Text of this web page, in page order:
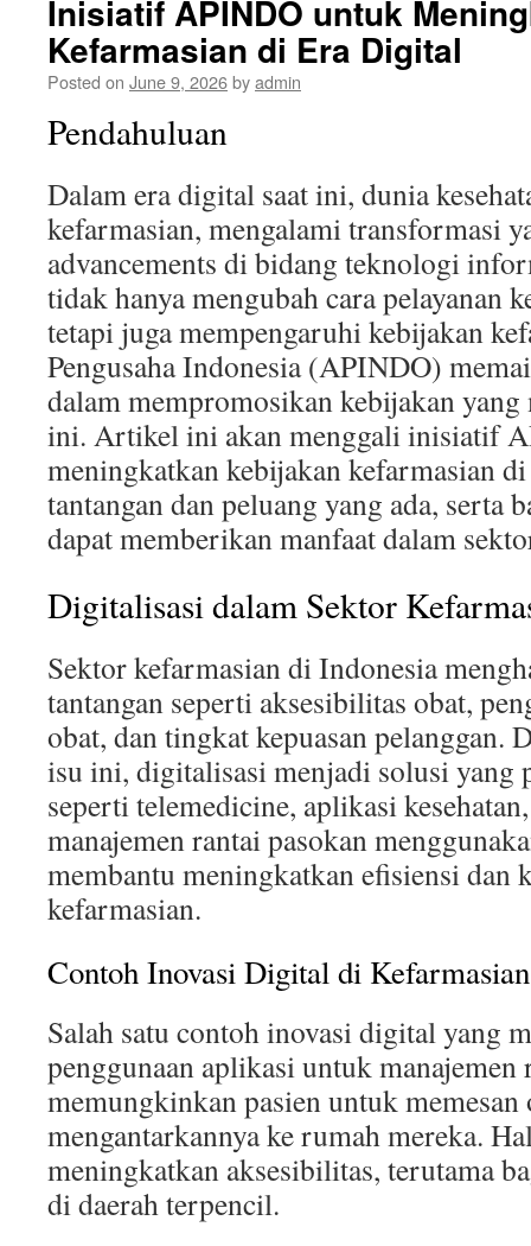
Inisiatif APINDO untuk
Kefarmasian di Era Digital
Posted on June 9, 2026byadmin
Pendahuluan
Dalam era digital saat ini, dunia
kefarmasian, mengalami transformasi
advancements di bidang teknologi
tidak hanya mengubah cara pelayanan
tetapi juga mempengaruhi kebijakan
Pengusaha Indonesia (APINDO)
dalam mempromosikan kebijakan
ini. Artikel ini akan menggali inisiatif
meningkatkan kebijakan kefarmasian
tantangan dan peluang yang ada, serta
dapat memberikan manfaat dalam
Digitalisasi dalam Sektor
Sektor kefarmasian di Indonesia
tantangan seperti aksesibilitas obat,
obat, dan tingkat kepuasan pelanggan.
isu ini, digitalisasi menjadi solusi yang
seperti telemedicine, aplikasi
manajemen rantai pasokan
membantu meningkatkan efisiensi dan
kefarmasian.
Contoh Inovasi Digital di Kefarmasian
Salah satu contoh inovasi digital yang
penggunaan aplikasi untuk
memungkinkan pasien untuk memesan
mengantarkannya ke rumah mereka.
meningkatkan aksesibilitas, terutama
di daerah terpencil.